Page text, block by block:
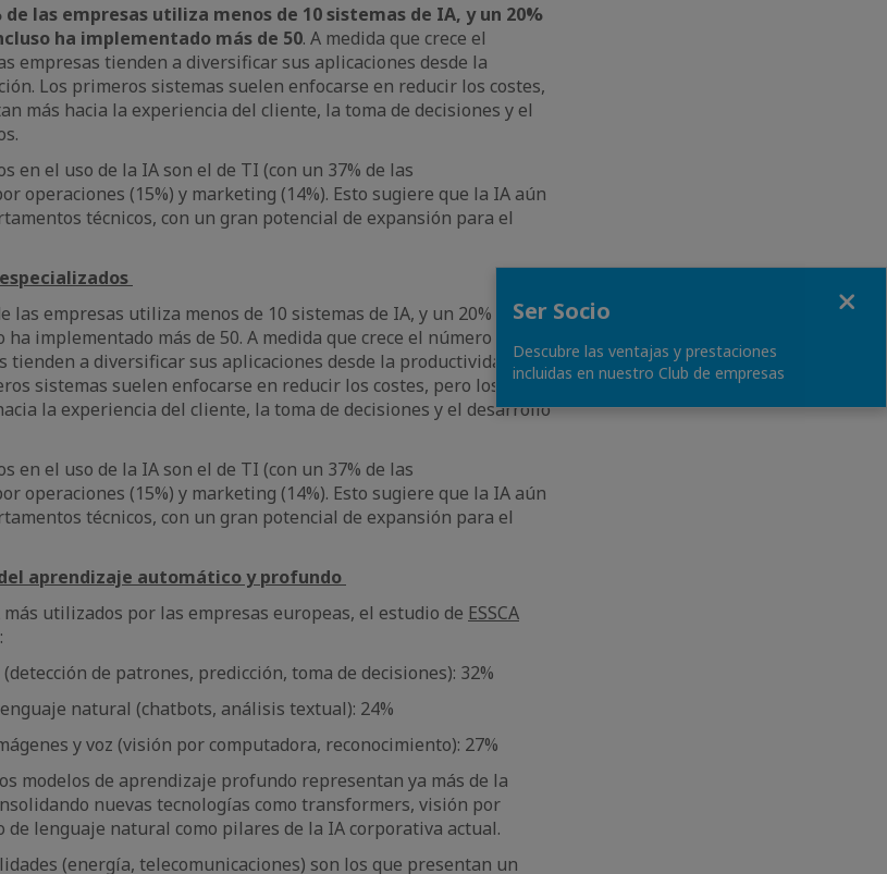
las empresas utiliza menos de 10 sistemas de IA, y un 20%
ha implementado más de 50. A medida que crece el
empresas tienden a diversificar sus aplicaciones desde la
Los primeros sistemas suelen enfocarse en reducir los costes,
más hacia la experiencia del cliente, la toma de decisiones y el
en el uso de la IA son el de TI (con un 37% de las
operaciones (15%) y marketing (14%). Esto sugiere que la IA aún
técnicos, con un gran potencial de expansión para el
las empresas utiliza menos de 10 sistemas de IA, y un 20% los
implementado más de 50. A medida que crece el número de
tienden a diversificar sus aplicaciones desde la productividad
sistemas suelen enfocarse en reducir los costes, pero los
la experiencia del cliente, la toma de decisiones y el desarrollo
en el uso de la IA son el de TI (con un 37% de las
operaciones (15%) y marketing (14%). Esto sugiere que la IA aún
técnicos, con un gran potencial de expansión para el
aprendizaje automático y profundo
más utilizados por las empresas europeas, el estudio de ESSCA
de patrones, predicción, toma de decisiones): 32%
natural (chatbots, análisis textual): 24%
y voz (visión por computadora, reconocimiento): 27%
modelos de aprendizaje profundo representan ya más de la
nuevas tecnologías como transformers, visión por
de lenguaje natural como pilares de la IA corporativa actual.
(energía, telecomunicaciones) son los que presentan un
Ser Socio
Descubre las ventajas y prestaciones
incluidas en nuestro Club de empresas